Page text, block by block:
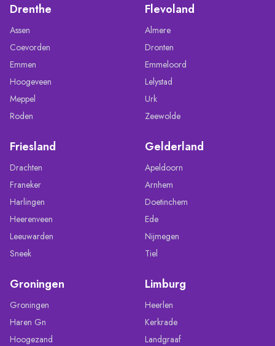
Drenthe
Assen
Coevorden
Emmen
Hoogeveen
Meppel
Roden
Flevoland
Almere
Dronten
Emmeloord
Lelystad
Urk
Zeewolde
Friesland
Drachten
Franeker
Harlingen
Heerenveen
Leeuwarden
Sneek
Gelderland
Apeldoorn
Arnhem
Doetinchem
Ede
Nijmegen
Tiel
Groningen
Groningen
Haren Gn
Hoogezand
Limburg
Heerlen
Kerkrade
Landgraaf